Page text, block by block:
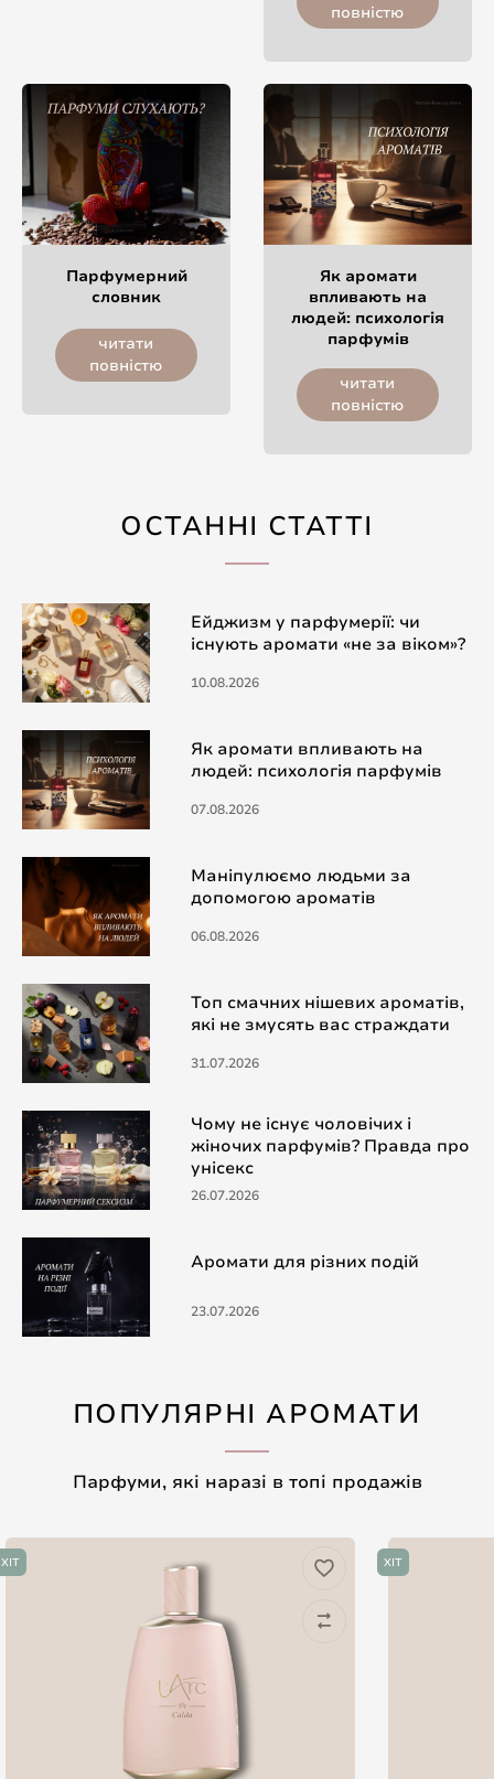
повністю
Парфумерний
словник
читати
повністю
Як аромати
впливають на
людей: психологія
парфумів
читати
повністю
ОСТАННІ СТАТТІ
Ейджизм у парфумерії: чи
існують аромати «не за віком»?
10.08.2026
Як аромати впливають на
людей: психологія парфумів
07.08.2026
Маніпулюємо людьми за
допомогою ароматів
06.08.2026
Топ смачних нішевих ароматів,
які не змусять вас страждати
31.07.2026
Чому не існує чоловічих і
жіночих парфумів? Правда про
унісекс
26.07.2026
Аромати для різних подій
23.07.2026
ПОПУЛЯРНІ АРОМАТИ
Парфуми, які наразі в топі продажів
ХІТ ХІТ